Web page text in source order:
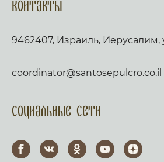
Контакты
9462407, Израиль, Иерусалим,
coordinator@santosepulcro.co.il
Социальные сети